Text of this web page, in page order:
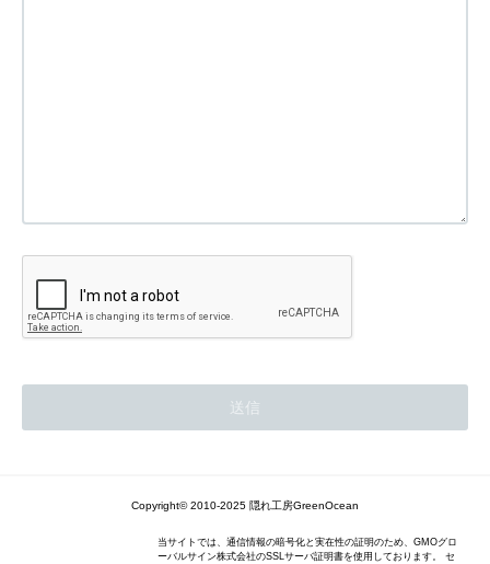
Copyright© 2010-2025 隠れ工房GreenOcean
当サイトでは、通信情報の暗号化と実在性の証明のため、GMOグロ
ーバルサイン株式会社のSSLサーバ証明書を使用しております。 セ